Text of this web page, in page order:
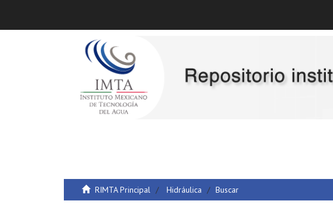
RIMTA Principal Hidráulica Buscar